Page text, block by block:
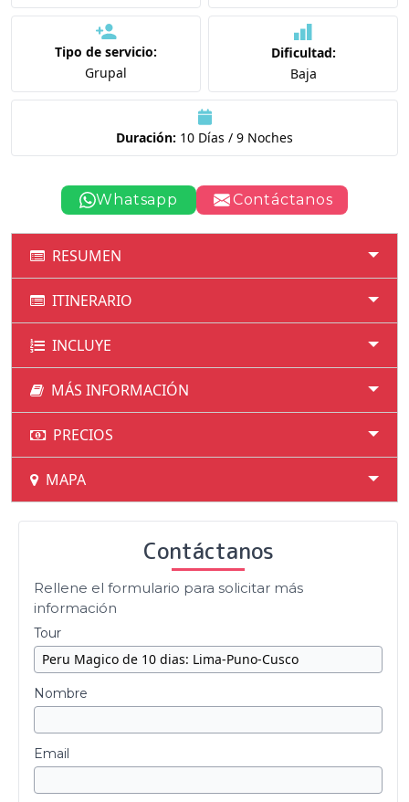
Tipo de servicio:
Grupal
Dificultad:
Baja
Duración: 10 Días / 9 Noches
Whatsapp Contáctanos
RESUMEN
ITINERARIO
INCLUYE
MÁS INFORMACIÓN
PRECIOS
MAPA
Contáctanos
Rellene el formulario para solicitar más
información
Tour
Nombre
Email